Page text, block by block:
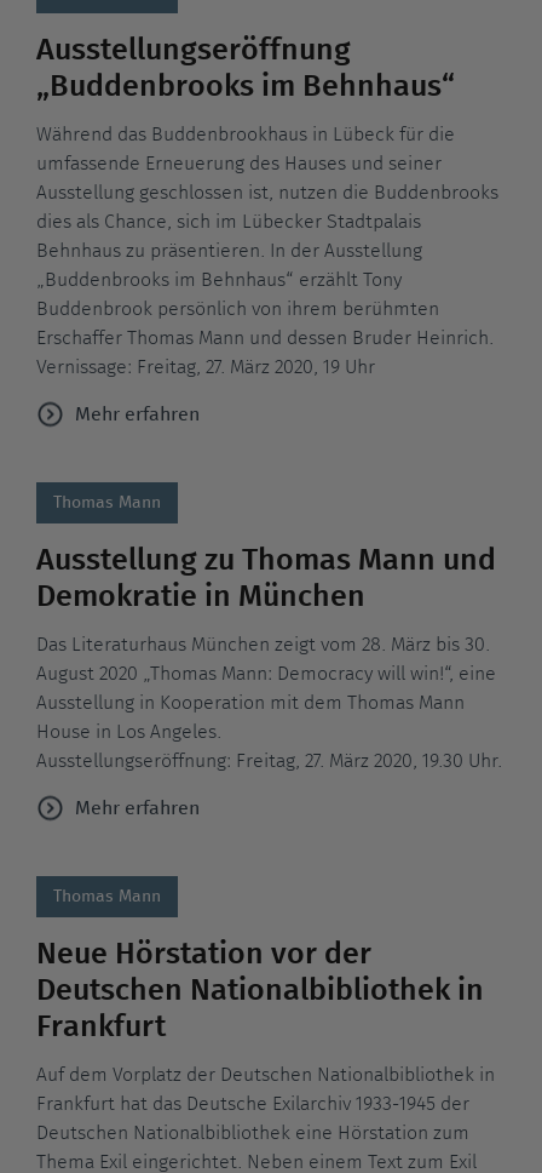
Ausstellungseröffnung
„Buddenbrooks im Behnhaus“
Während das Buddenbrookhaus in Lübeck für die
umfassende Erneuerung des Hauses und seiner
Ausstellung geschlossen ist, nutzen die Buddenbrooks
dies als Chance, sich im Lübecker Stadtpalais
Behnhaus zu präsentieren. In der Ausstellung
„Buddenbrooks im Behnhaus“ erzählt Tony
Buddenbrook persönlich von ihrem berühmten
Erschaffer Thomas Mann und dessen Bruder Heinrich.
Vernissage: Freitag, 27. März 2020, 19 Uhr
Mehr erfahren
Thomas Mann
Ausstellung zu Thomas Mann und
Demokratie in München
Das Literaturhaus München zeigt vom 28. März bis 30.
August 2020 „Thomas Mann: Democracy will win!“, eine
Ausstellung in Kooperation mit dem Thomas Mann
House in Los Angeles.
Ausstellungseröffnung: Freitag, 27. März 2020, 19.30 Uhr.
Mehr erfahren
Thomas Mann
Neue Hörstation vor der
Deutschen Nationalbibliothek in
Frankfurt
Auf dem Vorplatz der Deutschen Nationalbibliothek in
Frankfurt hat das Deutsche Exilarchiv 1933-1945 der
Deutschen Nationalbibliothek eine Hörstation zum
Thema Exil eingerichtet. Neben einem Text zum Exil